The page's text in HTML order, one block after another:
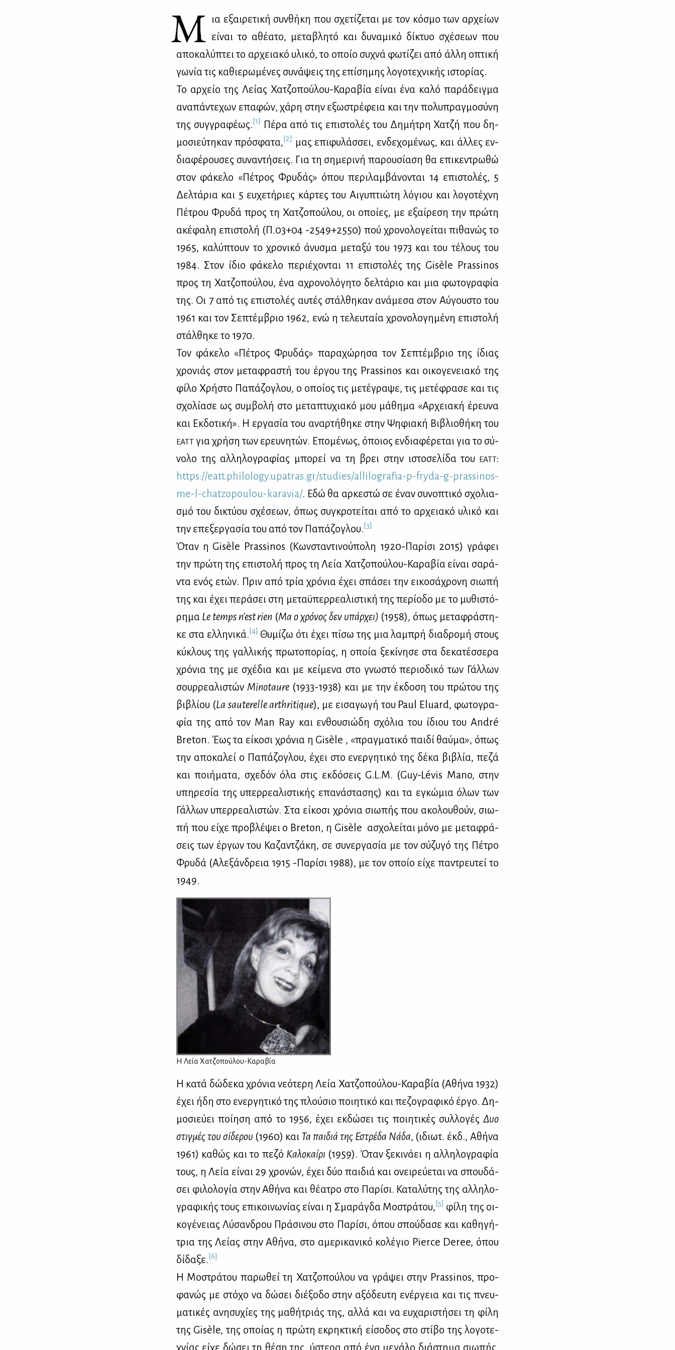
Μ ια εξαι­ρε­τι­κή συν­θή­κη που σχε­τί­ζε­ται με τον κό­σμο των αρ­χεί­ων
εί­ναι το αθέ­α­το, με­τα­βλη­τό και δυ­να­μι­κό δί­κτυο σχέ­σε­ων που
απο­κα­λύ­πτει το αρ­χεια­κό υλι­κό, το οποίο συ­χνά φω­τί­ζει από άλ­λη οπτι­κή
γω­νία τις κα­θιε­ρω­μέ­νες συ­νά­ψεις της επί­ση­μης λο­γο­τε­χνι­κής ιστο­ρί­ας.
Το αρ­χείο της Λεί­ας Χα­τζο­πού­λου-Κα­ρα­βία εί­ναι ένα κα­λό πα­ρά­δειγ­μα
ανα­πά­ντε­χων επα­φών, χά­ρη στην εξω­στρέ­φεια και την πο­λυ­πραγ­μο­σύ­νη
της συγ­γρα­φέ­ως. [1]
Πέ­ρα από τις επι­στο­λές του Δη­μή­τρη Χα­τζή που δη­
μο­σιεύ­τη­καν πρό­σφα­τα, [2]
μας επι­φυ­λάσ­σει, εν­δε­χο­μέ­νως, και άλ­λες εν­
δια­φέ­ρου­σες συ­να­ντή­σεις. Για τη ση­με­ρι­νή πα­ρου­σί­α­ση θα επι­κε­ντρω­θώ
στον φά­κε­λο «Πέ­τρος Φρυ­δάς» όπου πε­ρι­λαμ­βά­νο­νται 14 επι­στο­λές, 5
Δελ­τά­ρια και 5 ευ­χε­τή­ριες κάρ­τες του Αι­γυ­πτιώ­τη λό­γιου και λο­γο­τέ­χνη
Πέ­τρου Φρυ­δά προς τη Χα­τζο­πού­λου, οι οποί­ες, με εξαί­ρε­ση την πρώ­τη
ακέ­φα­λη επι­στο­λή (Π.03+04 -2549+2550) πού χρο­νο­λο­γεί­ται πι­θα­νώς το
1965, κα­λύ­πτουν το χρο­νι­κό άνυ­σμα με­τα­ξύ του 1973 και του τέ­λους του
1984. Στον ίδιο φά­κε­λο πε­ριέ­χο­νται 11 επι­στο­λές της Gisèle Prassinos
προς τη Χα­τζο­πού­λου, ένα αχρο­νο­λό­γη­το δελ­τά­ριο και μια φω­το­γρα­φία
της. Οι 7 από τις επι­στο­λές αυ­τές στάλ­θη­καν ανά­με­σα στον Αύ­γου­στο του
1961 και τον Σε­πτέμ­βριο 1962, ενώ η τε­λευ­ταία χρο­νο­λο­γη­μέ­νη επι­στο­λή
στάλ­θη­κε το 1970.
Τον φά­κε­λο «Πέ­τρος Φρυ­δάς» πα­ρα­χώ­ρη­σα τον Σε­πτέμ­βριο της ίδιας
χρο­νιάς στον με­τα­φρα­στή του έρ­γου της Prassinos και οι­κο­γε­νεια­κό της
φί­λο Χρή­στο Πα­πά­ζο­γλου, ο οποί­ος τις με­τέ­γρα­ψε, τις με­τέ­φρα­σε και τις
σχο­λί­α­σε ως συμ­βο­λή στο με­τα­πτυ­χια­κό μου μά­θη­μα «Αρ­χεια­κή έρευ­να
και Εκ­δο­τι­κή». Η ερ­γα­σία του αναρ­τή­θη­κε στην Ψη­φια­κή Βι­βλιο­θή­κη του
ΕΑΤΤ για χρή­ση των ερευ­νη­τών. Επο­μέ­νως, όποιος εν­δια­φέ­ρε­ται για το σύ­
νο­λο της αλ­λη­λο­γρα­φί­ας μπο­ρεί να τη βρει στην ιστο­σε­λί­δα του ΕΑΤΤ:
https://​eatt.​phi​lolo​gy.​upatras.​gr/​studies/​all​ilog​rafi​a-​p-​fryda-​g-​pra​ssin​os-​
me-​l-​cha​tzop​oulo​u-​karavia/. Εδώ θα αρ­κε­στώ σε έναν συ­νο­πτι­κό σχο­λια­
σμό του δι­κτύ­ου σχέ­σε­ων, όπως συ­γκρο­τεί­ται από το αρ­χεια­κό υλι­κό και
την επε­ξερ­γα­σία του από τον Πα­πά­ζο­γλου. [3]
Όταν η Gisèle Prassinos (Κων­στα­ντι­νού­πο­λη 1920-Πα­ρί­σι 2015) γρά­φει
την πρώ­τη της επι­στο­λή προς τη Λεία Χα­τζο­πού­λου-Κα­ρα­βία εί­ναι σα­ρά­
ντα ενός ετών. Πριν από τρία χρό­νια έχει σπά­σει την ει­κο­σά­χρο­νη σιω­πή
της και έχει πε­ρά­σει στη με­ταϋ­περ­ρε­α­λι­στι­κή της πε­ρί­ο­δο με το μυ­θι­στό­
ρη­μα Le temps n'est rien (Μα ο χρό­νος δεν υπάρ­χει) (1958), όπως με­τα­φρά­στη­
κε στα ελ­λη­νι­κά. [4] Θυ­μί­ζω ότι έχει πί­σω της μια λα­μπρή δια­δρο­μή στους
κύ­κλους της γαλ­λι­κής πρω­το­πο­ρί­ας, η οποία ξε­κί­νη­σε στα δε­κα­τέσ­σε­ρα
χρό­νια της με σχέ­δια και με κεί­με­να στο γνω­στό πε­ριο­δι­κό των Γάλ­λων
σουρ­ρε­α­λι­στών Minotaure (1933-1938) και με την έκ­δο­ση του πρώ­του της
βι­βλί­ου (La sauterelle arthritique), με ει­σα­γω­γή του Paul Eluard, φω­το­γρα­
φία της από τον Μan Ray και εν­θου­σιώ­δη σχό­λια του ίδιου του André
Breton. Έως τα εί­κο­σι χρό­νια η Gisèle , «πραγ­μα­τι­κό παι­δί θαύ­μα», όπως
την απο­κα­λεί ο Πα­πά­ζο­γλου, έχει στο ενερ­γη­τι­κό της δέ­κα βι­βλία, πε­ζά
και ποι­ή­μα­τα, σχε­δόν όλα στις εκ­δό­σεις G.L.M. (Guy-Lévis Mano, στην
υπη­ρε­σία της υπερ­ρε­α­λι­στι­κής επα­νά­στα­σης) και τα εγκώ­μια όλων των
Γάλ­λων υπερ­ρε­α­λι­στών. Στα εί­κο­σι χρό­νια σιω­πής που ακο­λου­θούν, σιω­
πή που εί­χε προ­βλέ­ψει ο Breton, η Gisèle ασχο­λεί­ται μό­νο με με­τα­φρά­
σεις των έρ­γων του Κα­ζαν­τζά­κη, σε συ­νερ­γα­σία με τον σύ­ζυ­γό της Πέ­τρο
Φρυ­δά (Αλε­ξάν­δρεια 1915 -Πα­ρί­σι 1988), με τον οποίο εί­χε πα­ντρευ­τεί το
1949.
Η Λεία Χα­τζο­πού­λου-Κα­ρα­βία
Η κα­τά δώ­δε­κα χρό­νια νε­ό­τε­ρη Λεία Χα­τζο­πού­λου-Κα­ρα­βία (Αθή­να 1932)
έχει ήδη στο ενερ­γη­τι­κό της πλού­σιο ποι­η­τι­κό και πε­ζο­γρα­φι­κό έρ­γο. Δη­
μο­σιεύ­ει ποί­η­ση από το 1956, έχει εκ­δώ­σει τις ποι­η­τι­κές συλ­λο­γές Δυο
στιγ­μές του σί­δε­ρου (1960) και Τα παι­διά της Εστρέ­δα Νά­δα, (ιδιωτ. έκδ., Αθή­να
1961) κα­θώς και το πε­ζό Κα­λο­καί­ρι (1959). Όταν ξε­κι­νά­ει η αλ­λη­λο­γρα­φία
τους, η Λεία εί­ναι 29 χρο­νών, έχει δύο παι­διά και ονει­ρεύ­ε­ται να σπου­δά­
σει φι­λο­λο­γία στην Αθή­να και θέ­α­τρο στο Πα­ρί­σι. Κα­τα­λύ­της της αλ­λη­λο­
γρα­φι­κής τους επι­κοι­νω­νί­ας εί­ναι η Σμα­ρά­γδα Μο­στρά­του, [5] φί­λη της οι­
κο­γέ­νειας Λύ­σαν­δρου Πρά­σι­νου στο Πα­ρί­σι, όπου σπού­δα­σε και κα­θη­γή­
τρια της Λεί­ας στην Αθή­να, στο αμε­ρι­κα­νι­κό κο­λέ­γιο Pierce Deree, όπου
δί­δα­ξε. [6]
Η Μο­στρά­του πα­ρω­θεί τη Χα­τζο­πού­λου να γρά­ψει στην Prassinos, προ­
φα­νώς με στό­χο να δώ­σει διέ­ξο­δο στην αξό­δευ­τη ενέρ­γεια και τις πνευ­
μα­τι­κές ανη­συ­χί­ες της μα­θή­τριάς της, αλ­λά και να ευ­χα­ρι­στή­σει τη φί­λη
της Gisèle, της οποί­ας η πρώ­τη εκρη­κτι­κή εί­σο­δος στο στί­βο της λο­γο­τε­
χνί­ας εί­χε δώ­σει τη θέ­ση της, ύστε­ρα από ένα με­γά­λο διά­στη­μα σιω­πής,